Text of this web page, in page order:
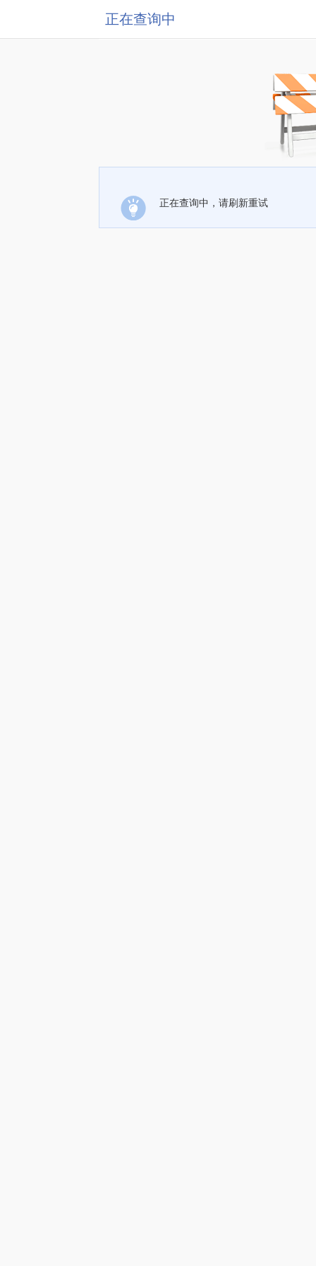
正在查询中
正在查询中，请刷新重试